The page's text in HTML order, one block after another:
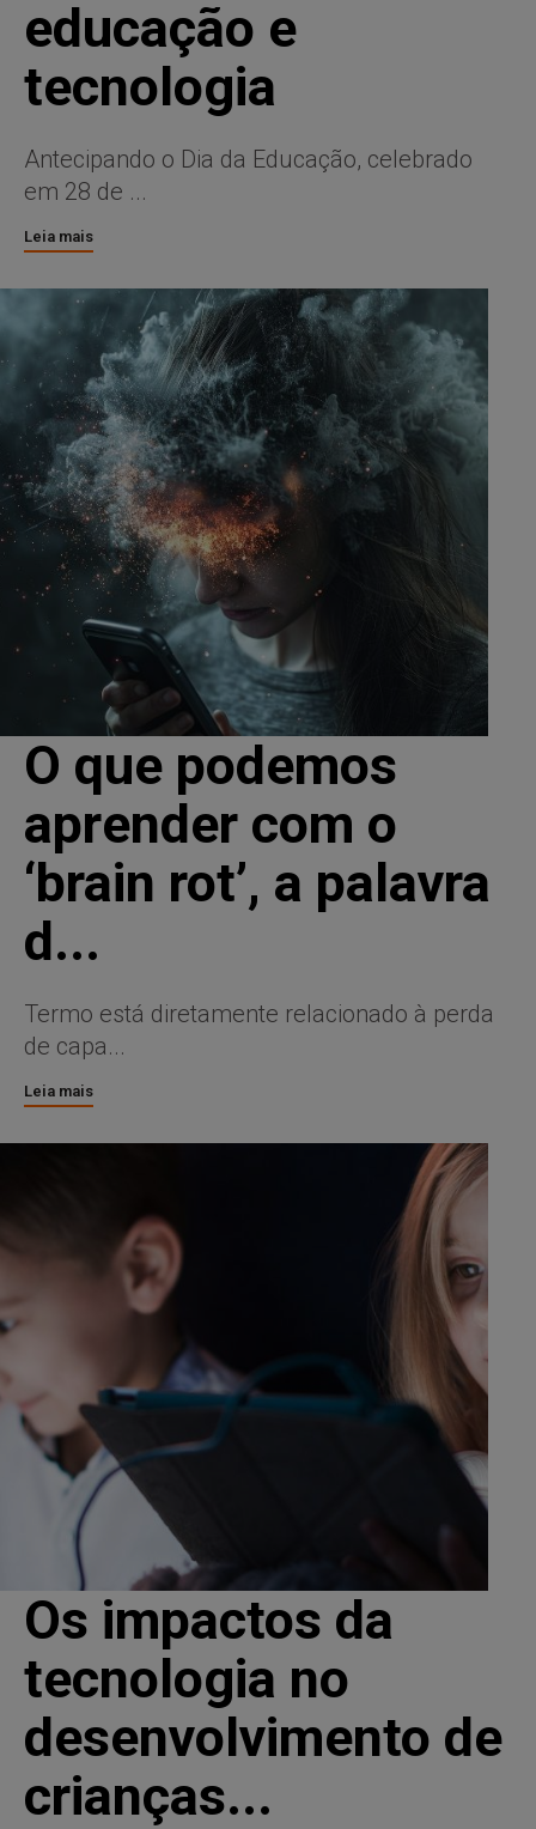
educação e
tecnologia
Antecipando o Dia da Educação, celebrado
em 28 de ...
Leia mais
O que podemos
aprender com o
‘brain rot’, a palavra
d...
Termo está diretamente relacionado à perda
de capa...
Leia mais
Os impactos da
tecnologia no
desenvolvimento de
crianças...